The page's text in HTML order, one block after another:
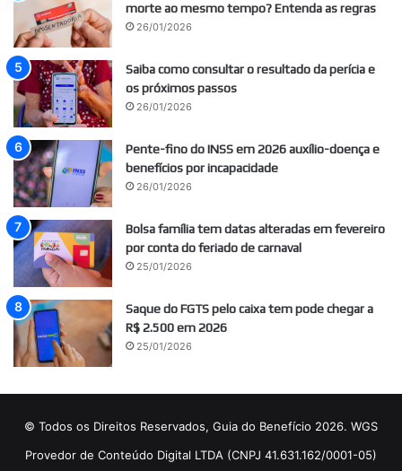
morte ao mesmo tempo? Entenda as regras
26/01/2026
Saiba como consultar o resultado da perícia e
os próximos passos
26/01/2026
Pente-fino do INSS em 2026 auxílio-doença e
benefícios por incapacidade
26/01/2026
Bolsa família tem datas alteradas em fevereiro
por conta do feriado de carnaval
25/01/2026
Saque do FGTS pelo caixa tem pode chegar a
R$ 2.500 em 2026
25/01/2026
© Todos os Direitos Reservados, Guia do Benefício 2026. WGS
Provedor de Conteúdo Digital LTDA (CNPJ 41.631.162/0001-05)